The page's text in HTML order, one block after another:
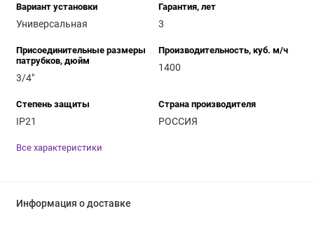
Вариант установки
Универсальная
Гарантия, лет
3
Присоединительные размеры
патрубков, дюйм
3/4"
Производительность, куб. м/ч
1400
Степень защиты
IP21
Страна производителя
РОССИЯ
Все характеристики
Информация о доставке